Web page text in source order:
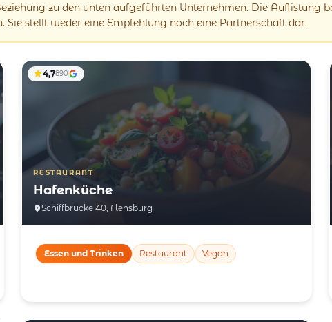
zu den unten aufgeführten Unternehmen. Die
stellt weder eine Empfehlung noch eine Partnerschaft dar.
RESTAURANT
Hafenküche
Schiffbrücke 40, Flensburg
4,7890
Essen und Trinken Restaurant Vegan